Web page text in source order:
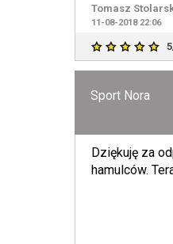
Tomasz
11-08-2018 22:06
Sport Nora
Dziękuję za
hamulców.